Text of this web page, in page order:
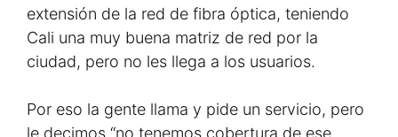
extensión de la red de fibra óptica, teniendo
Cali una muy buena matriz de red por la
ciudad, pero no les llega a los usuarios.
Por eso la gente llama y pide un servicio, pero
le decimos “no tenemos cobertura de ese